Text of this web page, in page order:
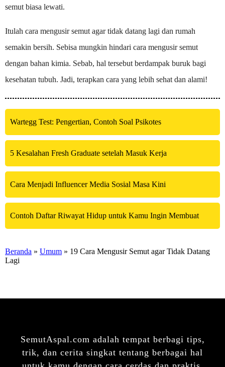
semut biasa lewati.
Itulah cara mengusir semut agar tidak datang lagi dan rumah
semakin bersih. Sebisa mungkin hindari cara mengusir semut
dengan bahan kimia. Sebab, hal tersebut berdampak buruk bagi
kesehatan tubuh. Jadi, terapkan cara yang lebih sehat dan alami!
Wartegg Test: Pengertian, Contoh Soal Psikotes
5 Kesalahan Fresh Graduate setelah Masuk Kerja
Cara Menjadi Influencer Media Sosial Masa Kini
Contoh Daftar Riwayat Hidup untuk Kamu Ingin Membuat
Beranda » Umum » 19 Cara Mengusir Semut agar Tidak Datang
Lagi
SemutAspal.com adalah tempat berbagi tips,
trik, dan cerita singkat tentang berbagai hal